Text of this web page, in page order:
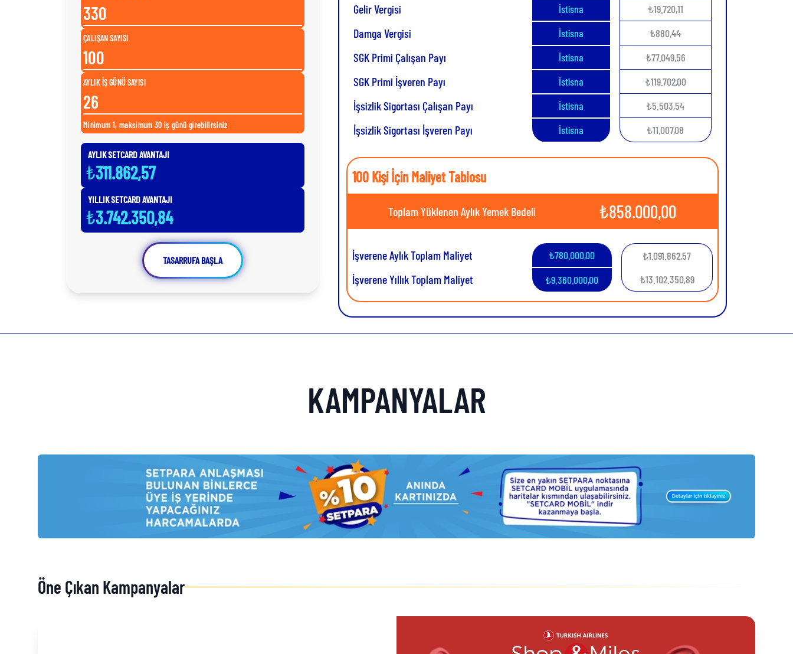
ÇALIŞAN SAYISI
AYLIK İŞ GÜNÜ SAYISI
Minimum 1, maksimum 30 iş günü girebilirsiniz
AYLIK SETCARD AVANTAJI
₺311.862,57
YILLIK SETCARD AVANTAJI
₺3.742.350,84
TASARRUFA BAŞLA
Gelir Vergisi İstisna ₺19.720,11
Damga Vergisi İstisna ₺880,44
SGK Primi Çalışan Payı İstisna ₺77.049,56
SGK Primi İşveren Payı İstisna ₺119.702,00
İşsizlik Sigortası Çalışan Payı İstisna ₺5.503,54
İşsizlik Sigortası İşveren Payı İstisna ₺11.007,08
100 Kişi İçin Maliyet Tablosu
Toplam Yüklenen Aylık Yemek Bedeli ₺858.000,00
İşverene Aylık Toplam Maliyet ₺780.000,00 ₺1.091.862,57
İşverene Yıllık Toplam Maliyet ₺9.360.000,00 ₺13.102.350,89
KAMPANYALAR
Öne Çıkan Kampanyalar